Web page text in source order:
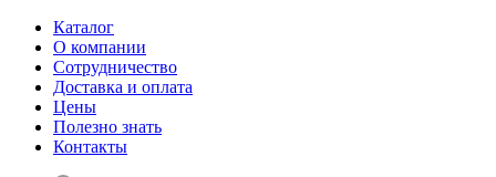
Каталог
О компании
Сотрудничество
Доставка и оплата
Цены
Полезно знать
Контакты